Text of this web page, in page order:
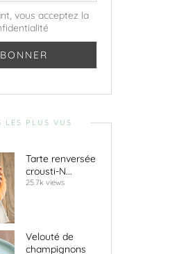
vous acceptez la
LES PLUS VUS
Tarte renversée
crousti-N...
25.7k views
Velouté de
champignons